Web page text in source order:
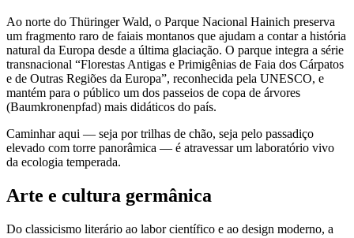
Ao norte do Thüringer Wald, o Parque Nacional Hainich preserva
um fragmento raro de faiais montanos que ajudam a contar a história
natural da Europa desde a última glaciação. O parque integra a série
transnacional “Florestas Antigas e Primigênias de Faia dos Cárpatos
e de Outras Regiões da Europa”, reconhecida pela UNESCO, e
mantém para o público um dos passeios de copa de árvores
(Baumkronenpfad) mais didáticos do país.
Caminhar aqui — seja por trilhas de chão, seja pelo passadiço
elevado com torre panorâmica — é atravessar um laboratório vivo
da ecologia temperada.
Arte e cultura germânica
Do classicismo literário ao labor científico e ao design moderno, a